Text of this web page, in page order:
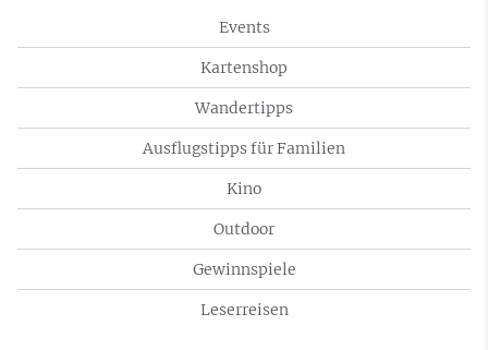
Events
Kartenshop
Wandertipps
Ausflugstipps für Familien
Kino
Outdoor
Gewinnspiele
Leserreisen